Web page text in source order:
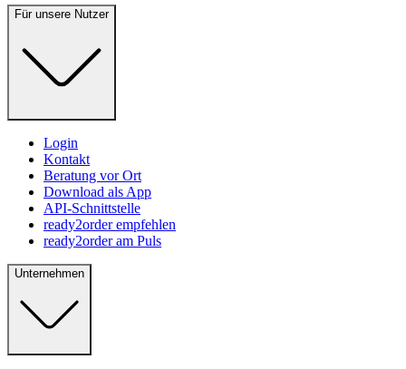
Für unsere Nutzer
Login
Kontakt
Beratung vor Ort
Download als App
API-Schnittstelle
ready2order empfehlen
ready2order am Puls
Unternehmen